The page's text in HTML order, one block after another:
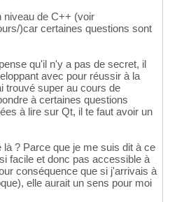
niveau de C++ (voir
)car certaines questions sont
qu'il n'y a pas de secret, il
avec pour réussir à la
trouvé super au cours de
à certaines questions
à lire sur Qt, il te faut avoir un
? Parce que je me suis dit à ce
facile et donc pas accessible à
conséquence que si j'arrivais à
elle aurait un sens pour moi